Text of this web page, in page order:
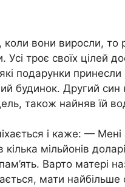
коли вони виросли, то
Усі троє своїх цілей
подарунки
будинок. Другий
також найняв їй
і каже: — Мені
мільйонів
Варто матері
мати